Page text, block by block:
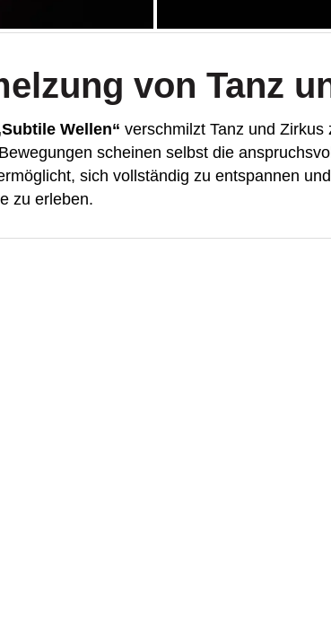
von Tanz
Wellen“ verschmilzt Tanz und
scheinen selbst die
sich vollständig zu entspannen
zu erleben.